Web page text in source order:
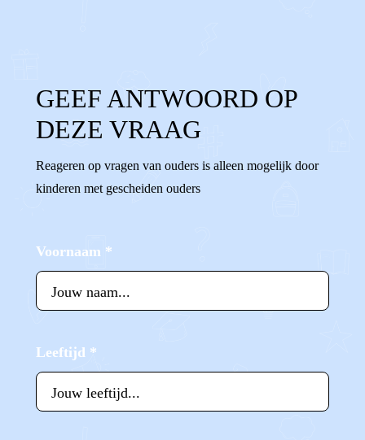
GEEF ANTWOORD OP
DEZE VRAAG
Reageren op vragen van ouders is alleen mogelijk door
kinderen met gescheiden ouders
Voornaam *
Leeftijd *